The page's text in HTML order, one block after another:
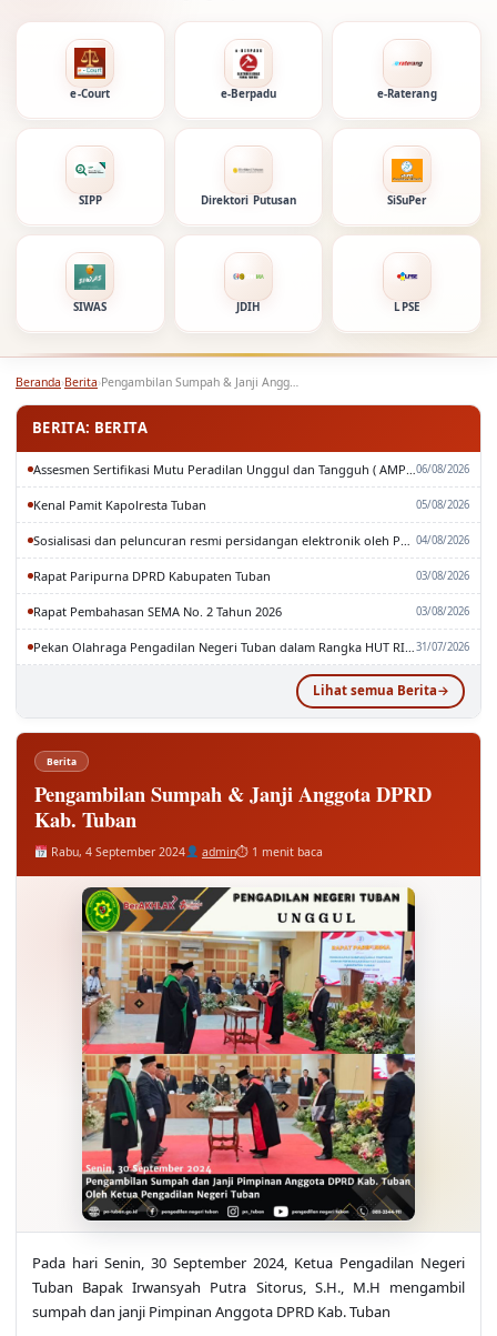
e-Court e-Berpadu e-Raterang
SIPP Direktori Putusan SiSuPer
SIWAS JDIH LPSE
Beranda›Berita› Pengambilan Sumpah & Janji Anggota DPRD Kab. Tuban
BERITA: BERITA
Kenal Pamit Kapolresta Tuban
Rapat Paripurna DPRD Kabupaten Tuban
Rapat Pembahasan SEMA No. 2 Tahun 2026
Lihat semua Berita
Berita
Pengambilan Sumpah & Janji Anggota DPRD
Kab. Tuban
Rabu, 4 September 2024
Pada hari Senin, 30 September 2024, Ketua Pengadilan Negeri
Tuban Bapak Irwansyah Putra Sitorus, S.H., M.H mengambil
sumpah dan janji Pimpinan Anggota DPRD Kab. Tuban